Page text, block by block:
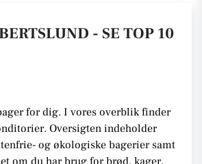
- SE TOP 10
for dig. I vores overblik finder
Oversigten indeholder
og økologiske bagerier samt
om du har brug for brød, kager,